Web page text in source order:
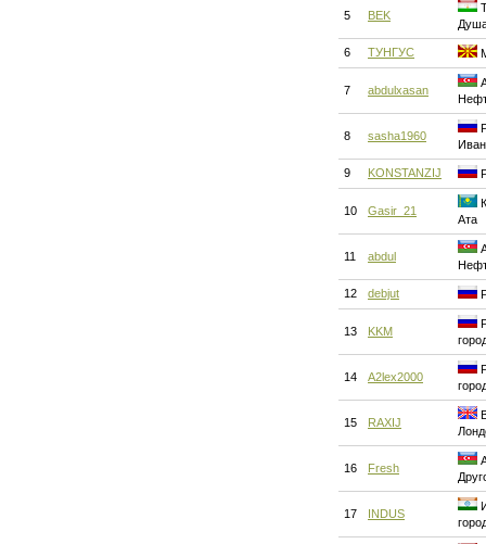
5 BEK
6 ТУНГУС
7 abdulxasan
8 sasha1960
9 KONSTANZIJ
10 Gasir_21
Ата
11 abdul
12 debjut
13 KKM
14 A2lex2000
15 RAXIJ
16 Fresh
17 INDUS